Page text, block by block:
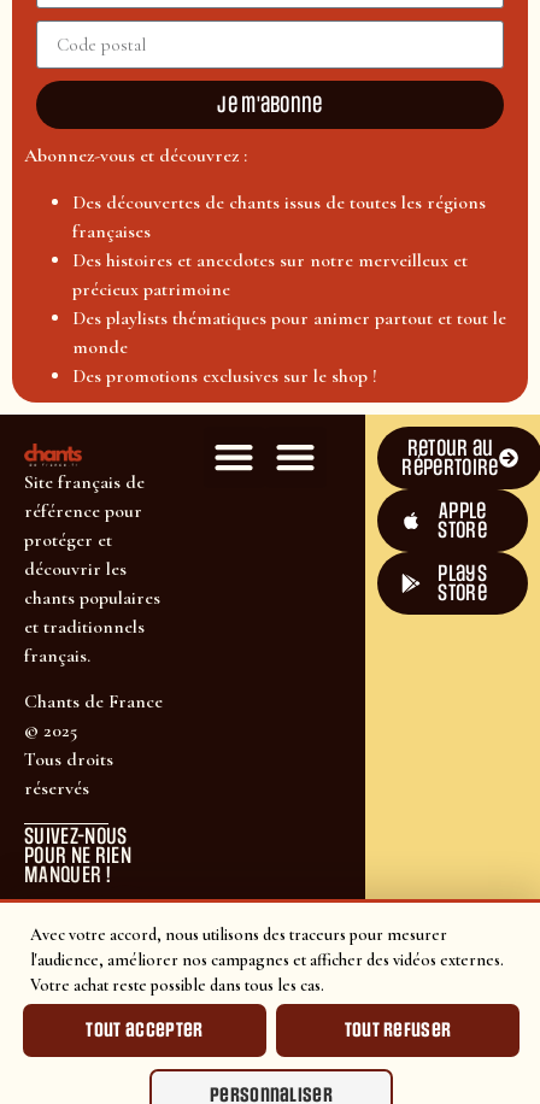
Avec votre accord, nous utilisons des traceurs pour mesurer
l'audience, améliorer nos campagnes et afficher des vidéos externes.
Votre achat reste possible dans tous les cas.
Tout accepter Tout refuser
Personnaliser
Je m'abonne
Abonnez-vous et découvrez :
Des découvertes de chants issus de toutes les régions
françaises
Des histoires et anecdotes sur notre merveilleux et
précieux patrimoine
Des playlists thématiques pour animer partout et tout le
monde
Des promotions exclusives sur le shop !
Site français de
référence pour
protéger et
découvrir les
chants populaires
et traditionnels
français.
Chants de France
© 2025
Tous droits
réservés
SUIVEZ-NOUS
POUR NE RIEN
MANQUER !
Retour au
répertoire
Apple
Store
plays
store